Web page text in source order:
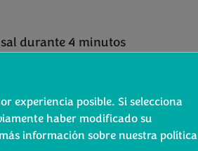
durante 4 minutos
y 1 porción y ¼ de agua
18 minutos a fuego lento
experiencia posible. Si selecciona
haber modificado su
información sobre nuestra política